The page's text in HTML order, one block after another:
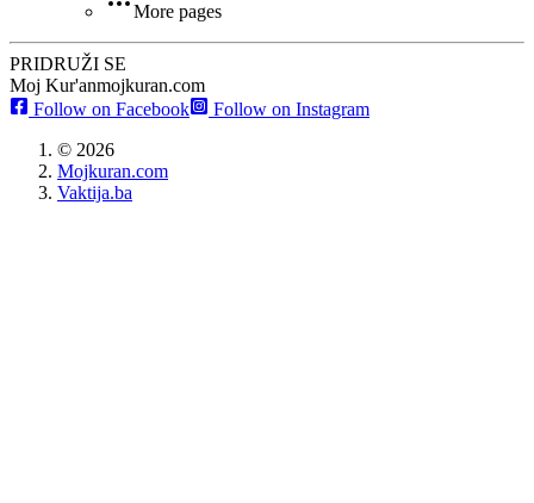
More pages
PRIDRUŽI SE
Moj Kur'anmojkuran.com
Follow on Facebook
Follow on Instagram
© 2026
Mojkuran.com
Vaktija.ba